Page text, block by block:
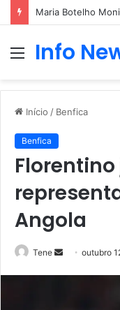
Maria Botelho
Menu
Info
Início / Benfica
Benfica
Angola
Tene
Mandeoutubro